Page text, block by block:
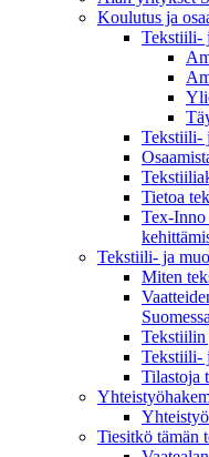
Koulutus ja
Tekstiili-
Tekstiili-
Tietoa
Tex-Inno
Tekstiili- ja
Miten
Tekstiilin
Tekstiili-
Tilastoja
Tiesitkö tämän